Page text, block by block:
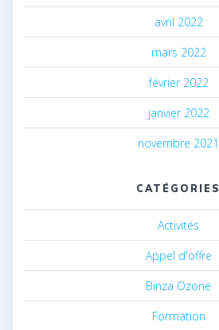
avril 2022
mars 2022
février 2022
janvier 2022
novembre 2021
CATÉGORIES
Activités
Appel d'offre
Binza Ozone
Formation